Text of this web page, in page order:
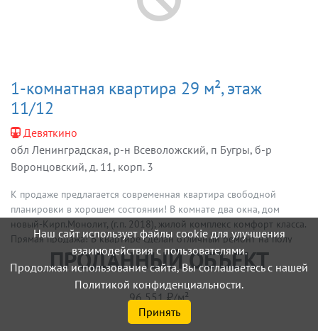
1-комнатная квартира 29 м², этаж
11/12
Девяткино
обл Ленинградская, р-н Всеволожский, п Бугры, б-р
Воронцовский, д. 11, корп. 3
К продаже предлагается современная квартира свободной
планировки в хорошем состоянии! В комнате два окна, дом
новый-Кирп.Монолит, (г.п. 2018), жилой комплекс комфорт класса.
Прямая продажа! В квартире сделан отличный ремонт на полу
ламинат, кафельная плитка, большая ванная комната. Широкая
застеклённая лоджия. В качестве подарка остаётся вся мебель.
ПРОДАННЫЙ ОБЪЕКТ
96 551 ₽/м²
Наш сайт использует файлы cookie для улучшения
взаимодействия с пользователями.
Продолжая использование сайта, Вы соглашаетесь с нашей
Политикой конфиденциальности.
Принять